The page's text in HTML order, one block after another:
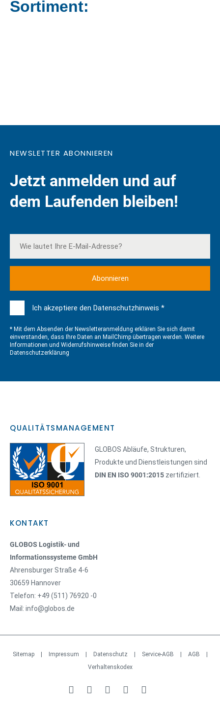
Sortiment:
NEWSLETTER ABONNIEREN
Jetzt anmelden und auf
dem Laufenden bleiben!
Ich akzeptiere den Datenschutzhinweis *
* Mit dem Absenden der Newsletteranmeldung erklären Sie sich damit
einverstanden, dass Ihre Daten an MailChimp übertragen werden. Weitere
Informationen und Widerrufshinweise finden Sie in der
Datenschutzerklärung
QUALITÄTSMANAGEMENT
GLOBOS Abläufe, Strukturen,
Produkte und Dienstleistungen sind
DIN EN ISO 9001:2015 zertifiziert.
KONTAKT
GLOBOS Logistik- und
Informationssysteme GmbH
Ahrensburger Straße 4-6
30659 Hannover
Telefon: +49 (511) 76920 -0
Mail: info@globos.de
Sitemap Impressum Datenschutz Service-AGB AGB
Verhaltenskodex